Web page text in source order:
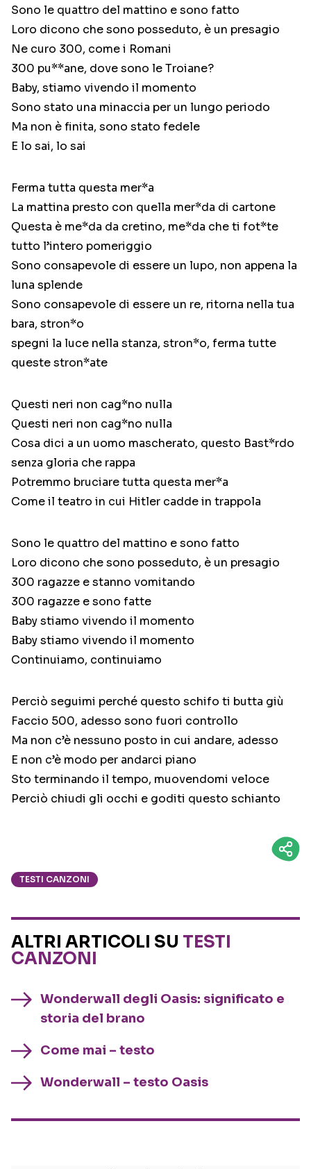
Sono le quattro del mattino e sono fatto
Loro dicono che sono posseduto, è un presagio
Ne curo 300, come i Romani
300 pu**ane, dove sono le Troiane?
Baby, stiamo vivendo il momento
Sono stato una minaccia per un lungo periodo
Ma non è finita, sono stato fedele
E lo sai, lo sai
Ferma tutta questa mer*a
La mattina presto con quella mer*da di cartone
Questa è me*da da cretino, me*da che ti fot*te
tutto l’intero pomeriggio
Sono consapevole di essere un lupo, non appena la
luna splende
Sono consapevole di essere un re, ritorna nella tua
bara, stron*o
spegni la luce nella stanza, stron*o, ferma tutte
queste stron*ate
Questi neri non cag*no nulla
Questi neri non cag*no nulla
Cosa dici a un uomo mascherato, questo Bast*rdo
senza gloria che rappa
Potremmo bruciare tutta questa mer*a
Come il teatro in cui Hitler cadde in trappola
Sono le quattro del mattino e sono fatto
Loro dicono che sono posseduto, è un presagio
300 ragazze e stanno vomitando
300 ragazze e sono fatte
Baby stiamo vivendo il momento
Baby stiamo vivendo il momento
Continuiamo, continuiamo
Perciò seguimi perché questo schifo ti butta giù
Faccio 500, adesso sono fuori controllo
Ma non c’è nessuno posto in cui andare, adesso
E non c’è modo per andarci piano
Sto terminando il tempo, muovendomi veloce
Perciò chiudi gli occhi e goditi questo schianto
TESTI CANZONI
ALTRI ARTICOLI SU TESTI
CANZONI
Wonderwall degli Oasis: significato e
storia del brano
Come mai – testo
Wonderwall – testo Oasis